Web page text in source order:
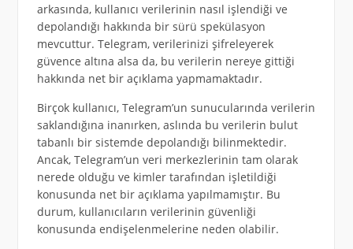
arkasında, kullanıcı verilerinin nasıl işlendiği ve
depolandığı hakkında bir sürü spekülasyon
mevcuttur. Telegram, verilerinizi şifreleyerek
güvence altına alsa da, bu verilerin nereye gittiği
hakkında net bir açıklama yapmamaktadır.
Birçok kullanıcı, Telegram’un sunucularında verilerin
saklandığına inanırken, aslında bu verilerin bulut
tabanlı bir sistemde depolandığı bilinmektedir.
Ancak, Telegram’un veri merkezlerinin tam olarak
nerede olduğu ve kimler tarafından işletildiği
konusunda net bir açıklama yapılmamıştır. Bu
durum, kullanıcıların verilerinin güvenliği
konusunda endişelenmelerine neden olabilir.